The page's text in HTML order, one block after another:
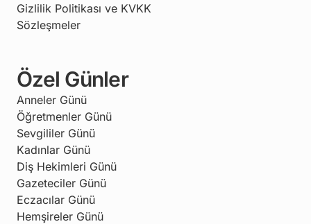
Gizlilik Politikası ve KVKK
Sözleşmeler
Özel Günler
Anneler Günü
Öğretmenler Günü
Sevgililer Günü
Kadınlar Günü
Diş Hekimleri Günü
Gazeteciler Günü
Eczacılar Günü
Hemşireler Günü